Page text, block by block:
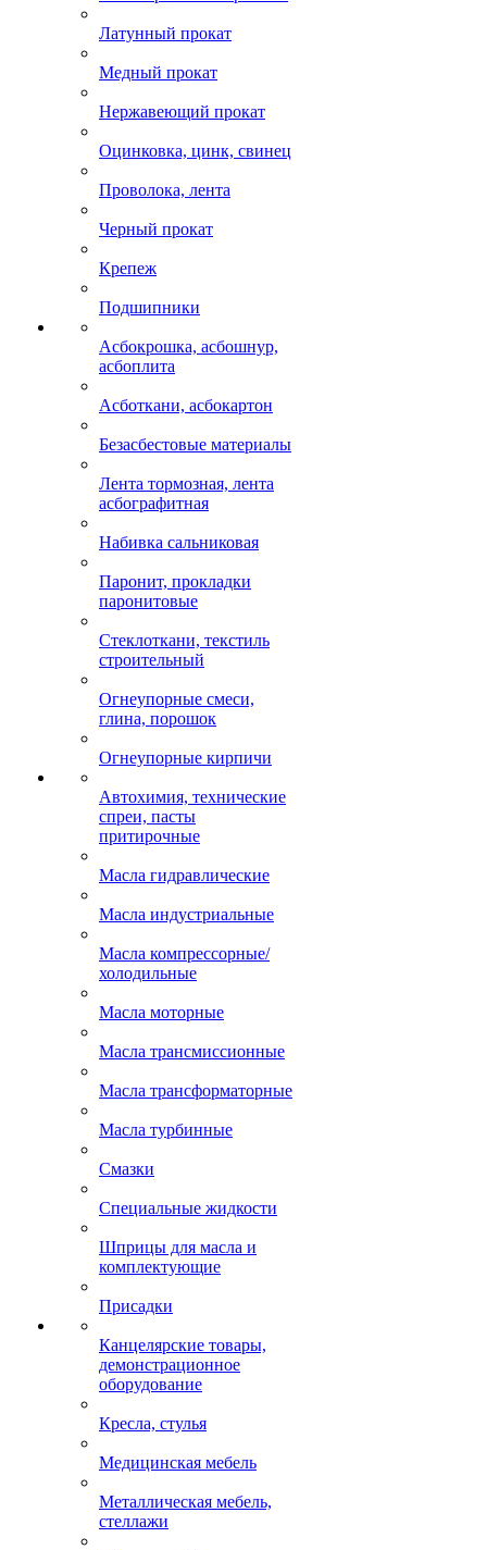
Латунный прокат
Медный прокат
Нержавеющий прокат
Оцинковка, цинк, свинец
Проволока, лента
Черный прокат
Крепеж
Подшипники
Асбокрошка, асбошнур,
асбоплита
Асботкани, асбокартон
Безасбестовые материалы
Лента тормозная, лента
асбографитная
Набивка сальниковая
Паронит, прокладки
паронитовые
Стеклоткани, текстиль
строительный
Огнеупорные смеси,
глина, порошок
Огнеупорные кирпичи
Автохимия, технические
спреи, пасты
притирочные
Масла гидравлические
Масла индустриальные
Масла компрессорные/
холодильные
Масла моторные
Масла трансмиссионные
Масла трансформаторные
Масла турбинные
Смазки
Специальные жидкости
Шприцы для масла и
комплектующие
Присадки
Канцелярские товары,
демонстрационное
оборудование
Кресла, стулья
Медицинская мебель
Металлическая мебель,
стеллажи